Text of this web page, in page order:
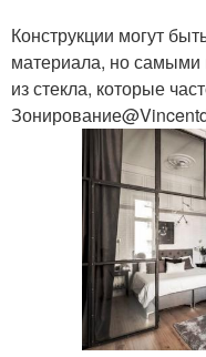
Конструкции могут
материала, но
из стекла, которые